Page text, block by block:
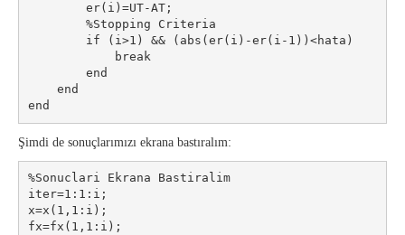
er(i)=UT-AT;
%Stopping Criteria
if (i>1) && (abs(er(i)-er(i-1))<hata)
break
end
end
end
Şimdi de sonuçlarımızı ekrana bastıralım:
%Sonuclari Ekrana Bastiralim
iter=1:1:i;
x=x(1,1:i);
fx=fx(1,1:i);